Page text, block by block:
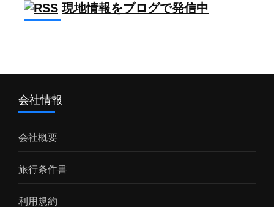
現地情報をブログで発信中
会社情報
会社概要
旅行条件書
利用規約